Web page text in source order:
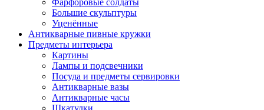
Фарфоровые солдаты
Большие скульптуры
Уценённые
Антикварные пивные кружки
Предметы интерьера
Картины
Лампы и подсвечники
Посуда и предметы сервировки
Антикварные вазы
Антикварные часы
Шкатулки